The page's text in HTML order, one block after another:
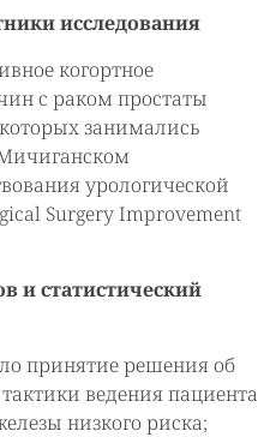
исследования
когортное
с раком простаты
занимались
урологической
Surgery Improvement
и статистический
принятие решения об
ведения пациента
низкого риска;